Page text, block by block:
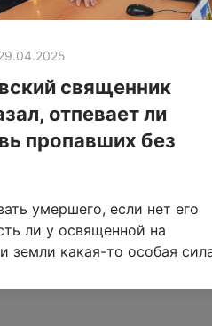
священник
отпевает ли
пропавших без
умершего, если нет его
ли у освященной на
земли какая-то особая